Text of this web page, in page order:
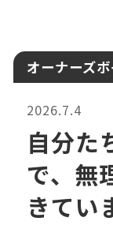
オーナーズ
2026.7.4
自分た
で、無
きてい